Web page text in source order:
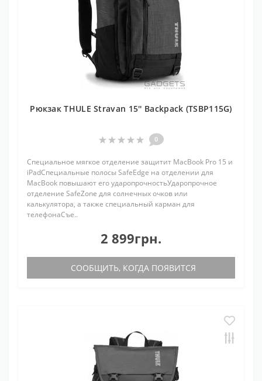
Рюкзак THULE Stravan 15'' Backpack (TSBP115G)
0
Специальное мягкое отделение защитит MacBook Pro 15 и
iPadСпециальные полосы SafeEdge на отделении для
MacBook повышают его ударопрочностьУдаропрочное
отделение SafeZone для солнечных очков или
калькулятора, а также специальный карман для
телефонаСъе..
2 899грн.
СООБЩИТЬ, КОГДА ПОЯВИТСЯ